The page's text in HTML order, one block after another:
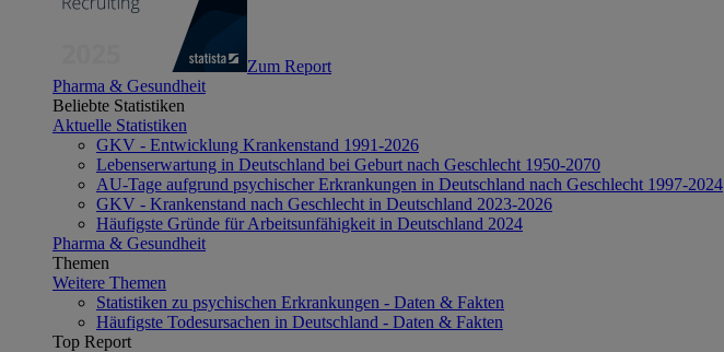
Zum Report
Pharma & Gesundheit
Beliebte Statistiken
Aktuelle Statistiken
GKV - Entwicklung Krankenstand 1991-2026
Lebenserwartung in Deutschland bei Geburt nach Geschlecht 1950-2070
AU-Tage aufgrund psychischer Erkrankungen in Deutschland nach Geschlecht 1997-2024
GKV - Krankenstand nach Geschlecht in Deutschland 2023-2026
Häufigste Gründe für Arbeitsunfähigkeit in Deutschland 2024
Pharma & Gesundheit
Themen
Weitere Themen
Statistiken zu psychischen Erkrankungen - Daten & Fakten
Häufigste Todesursachen in Deutschland - Daten & Fakten
Top Report